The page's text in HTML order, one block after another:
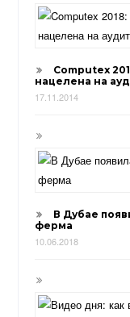
Computex
нацелена на
17.11.2014
В Дубае
ферма
10.06.2018